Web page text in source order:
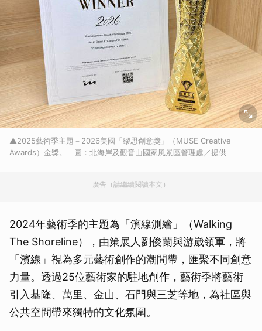
▲2025藝術季主題－2026美國「繆思創意獎」（MUSE Creative
Awards）金獎。 圖：北海岸及觀音山國家風景區管理處／提供
廣告（請繼續閱讀本文）
2024年藝術季的主題為「濱線測繪」（Walking
The Shoreline），由策展人劉俊蘭與游崴領軍，將
「濱線」視為多元藝術創作的潮間帶，匯聚不同創意
力量。透過25位藝術家的駐地創作，藝術季將藝術
引入基隆、萬里、金山、石門與三芝等地，為社區與
公共空間帶來獨特的文化氛圍。